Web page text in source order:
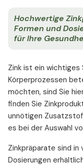
Hochwertige
Formen und
für Ihre
Zink ist ein wichtiges
Körperprozessen
möchten, sind Sie
finden Sie
unnötigen
es bei der Auswahl
Zinkpräparate sind in
Dosierungen